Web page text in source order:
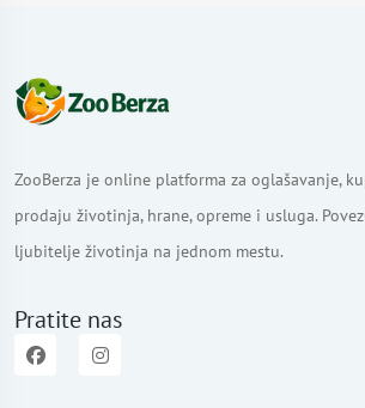
ZooBerza je online platforma za oglašavanje,
prodaju životinja, hrane, opreme i usluga.
ljubitelje životinja na jednom mestu.
Pratite nas